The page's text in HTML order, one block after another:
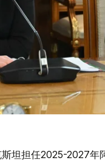
坦担任2025-2027